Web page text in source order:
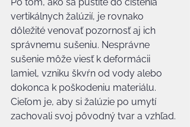
vertikálnych žalúzií, je rovnako
dôležité venovať pozornosť aj ich
správnemu sušeniu. Nesprávne
sušenie môže viesť k deformácii
lamiel, vzniku škvŕn od vody alebo
dokonca k poškodeniu materiálu.
Cieľom je, aby si žalúzie po umytí
zachovali svoj pôvodný tvar a vzhľad.